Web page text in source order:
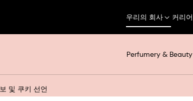
우리의 회사 커리어
Perfumery & Beauty
및 쿠키 선언